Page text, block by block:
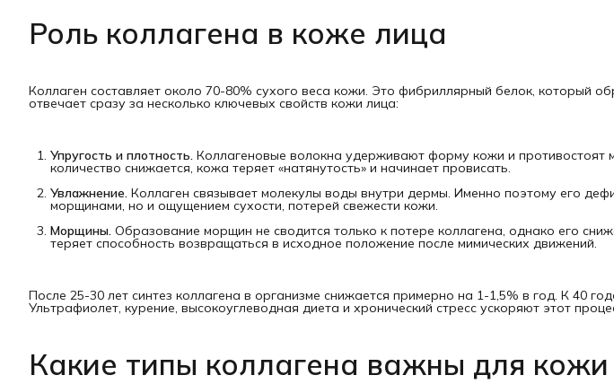
Роль коллагена в коже лица
Коллаген составляет около 70-80% сухого веса кожи. Это фибриллярный белок, который
отвечает сразу за несколько ключевых свойств кожи лица:
Упругость и плотность. Коллагеновые волокна удерживают форму кожи и противостоят
количество снижается, кожа теряет «натянутость» и начинает провисать.
Увлажнение. Коллаген связывает молекулы воды внутри дермы. Именно поэтому его
морщинами, но и ощущением сухости, потерей свежести кожи.
Морщины. Образование морщин не сводится только к потере коллагена, однако его
теряет способность возвращаться в исходное положение после мимических движений.
После 25-30 лет синтез коллагена в организме снижается примерно на 1-1,5% в год. К 40
Ультрафиолет, курение, высокоуглеводная диета и хронический стресс ускоряют этот
Какие типы коллагена важны для кожи